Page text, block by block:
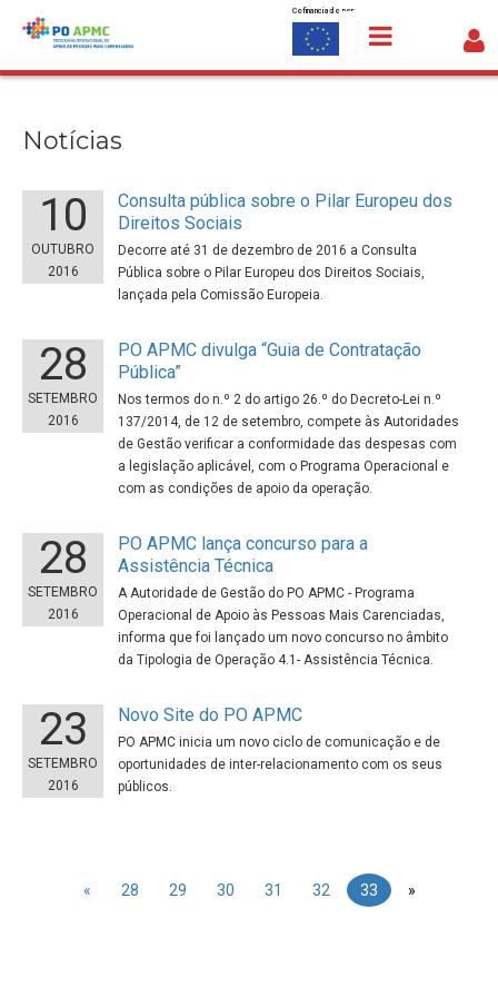
Saltar para o conteúdo
Cofinanciado por:
Notícias
10
OUTUBRO
2016
Consulta pública sobre o Pilar Europeu dos
Direitos Sociais
Decorre até 31 de dezembro de 2016 a Consulta
Pública sobre o Pilar Europeu dos Direitos Sociais,
lançada pela Comissão Europeia.
28
SETEMBRO
2016
PO APMC divulga “Guia de Contratação
Pública”
Nos termos do n.º 2 do artigo 26.º do Decreto-Lei n.º
137/2014, de 12 de setembro, compete às Autoridades
de Gestão verificar a conformidade das despesas com
a legislação aplicável, com o Programa Operacional e
com as condições de apoio da operação.
28
SETEMBRO
2016
PO APMC lança concurso para a
Assistência Técnica
A Autoridade de Gestão do PO APMC - Programa
Operacional de Apoio às Pessoas Mais Carenciadas,
informa que foi lançado um novo concurso no âmbito
da Tipologia de Operação 4.1- Assistência Técnica.
23
SETEMBRO
2016
Novo Site do PO APMC
PO APMC inicia um novo ciclo de comunicação e de
oportunidades de inter-relacionamento com os seus
públicos.
« 28 29 30 31 32 33 »